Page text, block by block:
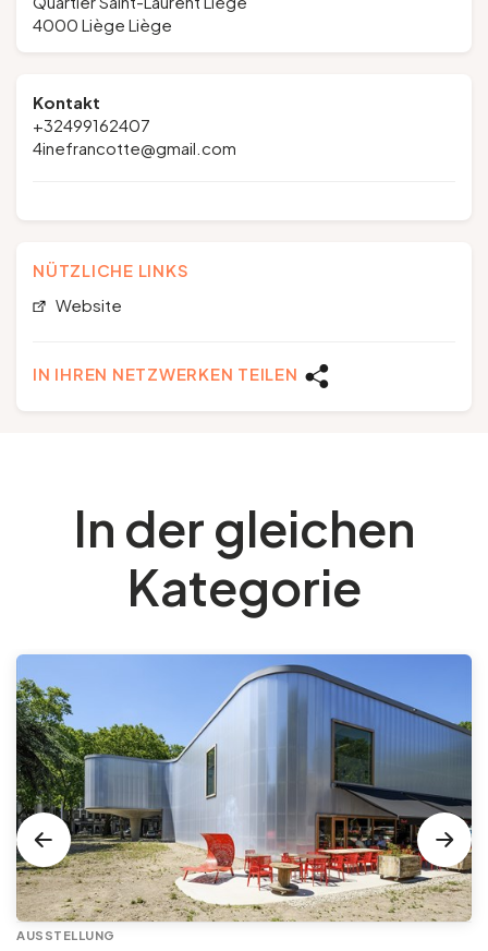
4000 Liège Liège
Kontakt
+32499162407
4inefrancotte@gmail.com
NÜTZLICHE LINKS
Website
IN IHREN NETZWERKEN TEILEN
In der gleichen
Kategorie
AUSSTELLUNG